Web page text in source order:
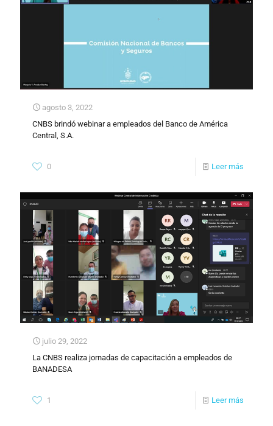
agosto 3, 2022
CNBS brindó webinar a empleados del Banco de América
Central, S.A.
0 Leer más
julio 29, 2022
La CNBS realiza jornadas de capacitación a empleados de
BANADESA
1 Leer más